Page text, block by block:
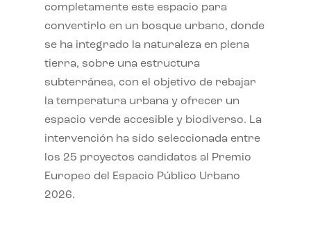
completamente este espacio para
convertirlo en un bosque urbano, donde
se ha integrado la naturaleza en plena
tierra, sobre una estructura
subterránea, con el objetivo de rebajar
la temperatura urbana y ofrecer un
espacio verde accesible y biodiverso. La
intervención ha sido seleccionada entre
los 25 proyectos candidatos al Premio
Europeo del Espacio Público Urbano
2026.